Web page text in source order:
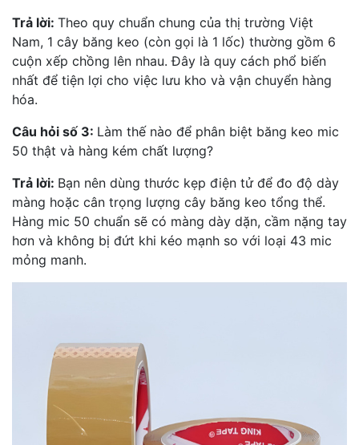
Trả lời: Theo quy chuẩn chung của thị trường Việt
Nam, 1 cây băng keo (còn gọi là 1 lốc) thường gồm 6
cuộn xếp chồng lên nhau. Đây là quy cách phổ biến
nhất để tiện lợi cho việc lưu kho và vận chuyển hàng
hóa.
Câu hỏi số 3: Làm thế nào để phân biệt băng keo mic
50 thật và hàng kém chất lượng?
Trả lời: Bạn nên dùng thước kẹp điện tử để đo độ dày
màng hoặc cân trọng lượng cây băng keo tổng thể.
Hàng mic 50 chuẩn sẽ có màng dày dặn, cầm nặng tay
hơn và không bị đứt khi kéo mạnh so với loại 43 mic
mỏng manh.